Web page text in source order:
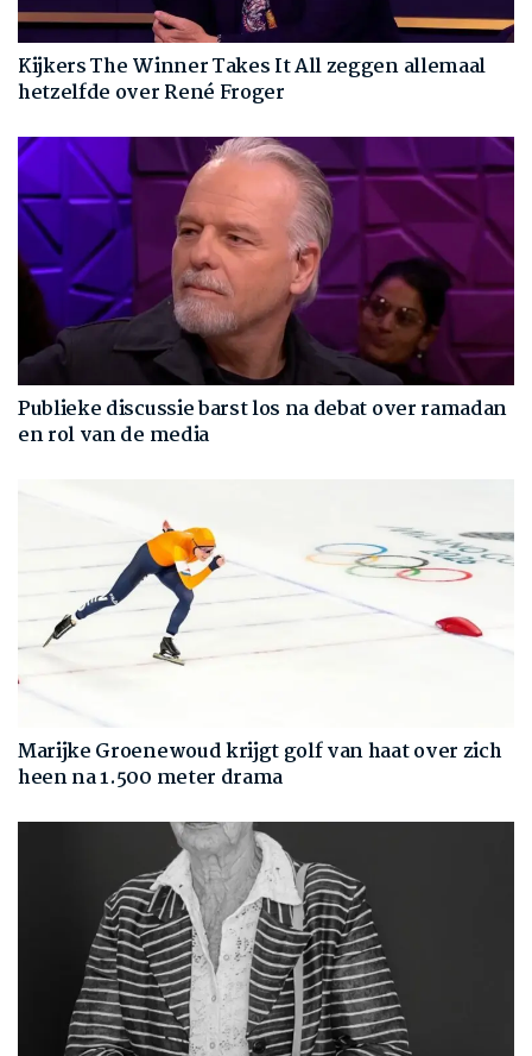
Kijkers The Winner Takes It All zeggen allemaal
hetzelfde over René Froger
Publieke discussie barst los na debat over ramadan
en rol van de media
Marijke Groenewoud krijgt golf van haat over zich
heen na 1.500 meter drama